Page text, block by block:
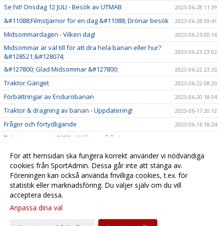
Se hit! Onsdag 12 JULI - Besök av UTMAB 2023-06-28 11:39
&#11088;Filmstjärnor för en dag &#11088; Drönar besök 2023-06-28 09:41
Midsommardagen - Vilken dag! 2023-06-25 00:16
Midsommar är väl till för att dra hela banan eller hur?
&#128521;&#128074;
2023-06-23 23:02
&#127800; Glad Midsommar &#127800; 2023-06-22 23:33
Traktor Gänget 2023-06-22 08:20
Förbättringar av Endurobanan 2023-06-20 18:04
Traktor & dragning av banan - Uppdatering! 2023-06-17 20:12
Frågor och förtydligande 2023-06-16 18:24
Träningsansvarig 2023 - Hjälp oss fylla i
Lördagsträning och jobb med bevattningen! 2023-06-16 02:19
Ledarledda Tisdagsträningar - Stora som Små! 2023-05-18 07:58
Avgifter 2023 2023-05-17 10:50
För att hemsidan ska fungera korrekt använder vi nödvändiga
cookies från SportAdmin. Dessa går inte att stänga av.
Föreningen kan också använda frivilliga cookies, t.ex. för
statistik eller marknadsföring. Du väljer själv om du vill
acceptera dessa.
Anpassa dina val